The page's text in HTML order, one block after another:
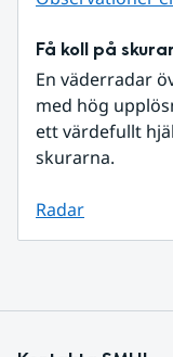
Få koll på
En väderradar
med hög
ett värdefullt
skurarna.
Radar